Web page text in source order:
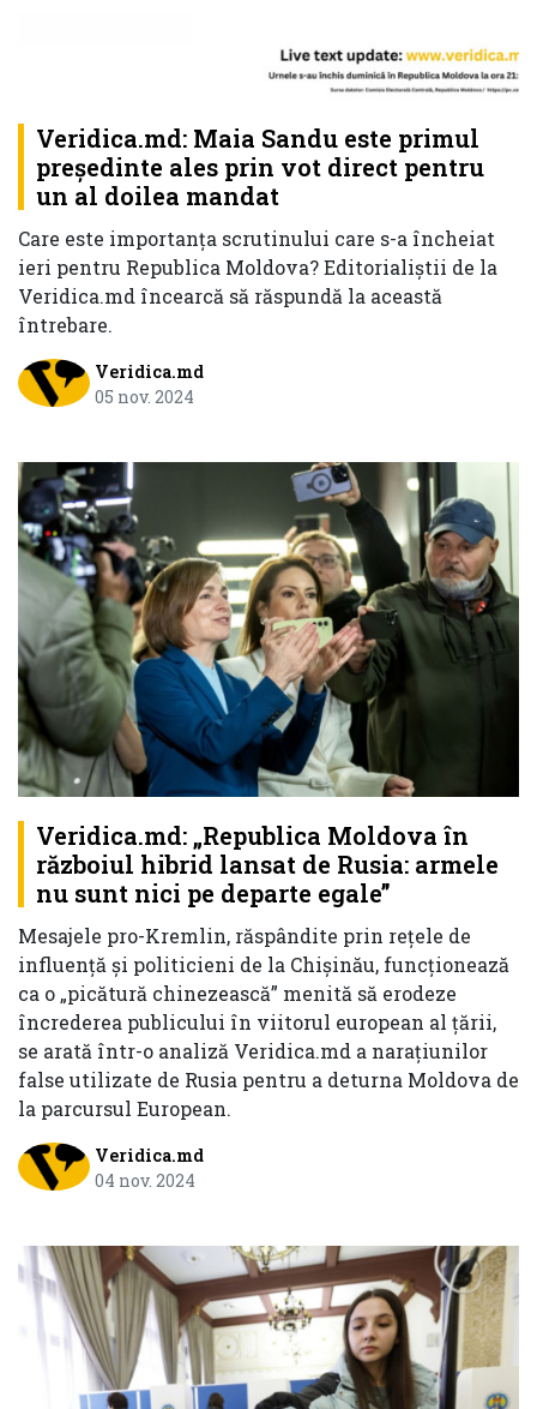
Veridica.md: Maia Sandu este primul
președinte ales prin vot direct pentru
un al doilea mandat
Care este importanța scrutinului care s-a încheiat
ieri pentru Republica Moldova? Editorialiștii de la
Veridica.md încearcă să răspundă la această
întrebare.
Veridica.md
05 nov. 2024
Veridica.md: „Republica Moldova în
războiul hibrid lansat de Rusia: armele
nu sunt nici pe departe egale”
Mesajele pro-Kremlin, răspândite prin rețele de
influență și politicieni de la Chișinău, funcționează
ca o „picătură chinezească” menită să erodeze
încrederea publicului în viitorul european al țării,
se arată într-o analiză Veridica.md a narațiunilor
false utilizate de Rusia pentru a deturna Moldova de
la parcursul European.
Veridica.md
04 nov. 2024